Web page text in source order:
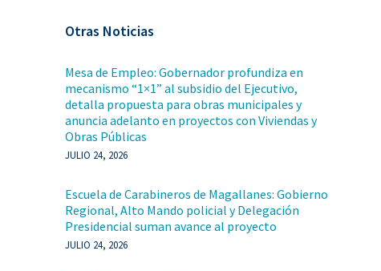
Otras Noticias
Mesa de Empleo: Gobernador profundiza en
mecanismo “1×1” al subsidio del Ejecutivo,
detalla propuesta para obras municipales y
anuncia adelanto en proyectos con Viviendas y
Obras Públicas
JULIO 24, 2026
Escuela de Carabineros de Magallanes: Gobierno
Regional, Alto Mando policial y Delegación
Presidencial suman avance al proyecto
JULIO 24, 2026